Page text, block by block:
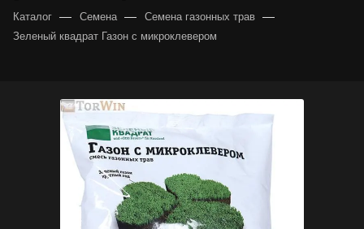
Каталог — Семена — Семена газонных трав —
Зеленый квадрат Газон с микроклевером